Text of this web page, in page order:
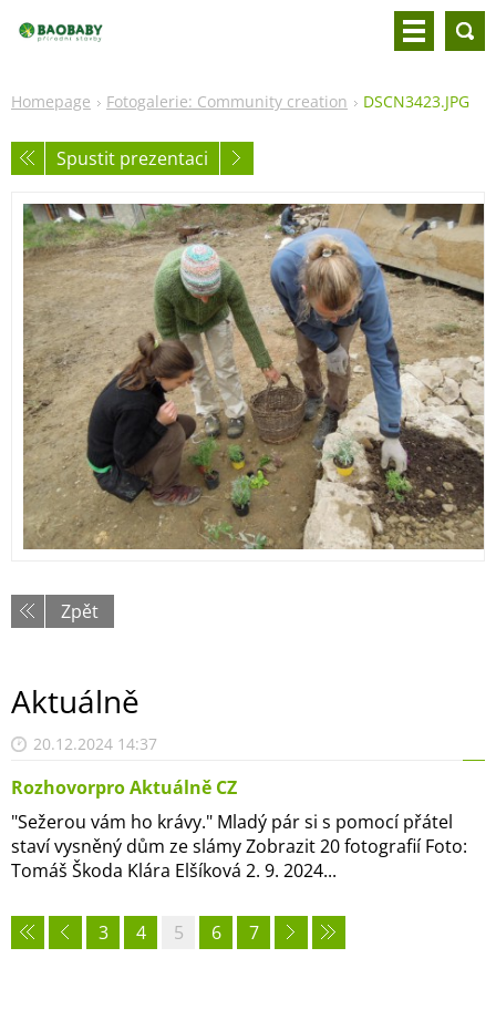
Homepage Fotogalerie: Community creation DSCN3423.JPG
Spustit prezentaci
Zpět
Aktuálně
20.12.2024 14:37
Rozhovorpro Aktuálně CZ
"Sežerou vám ho krávy." Mladý pár si s pomocí přátel
staví vysněný dům ze slámy Zobrazit 20 fotografií Foto:
Tomáš Škoda Klára Elšíková 2. 9. 2024...
3 4 5 6 7